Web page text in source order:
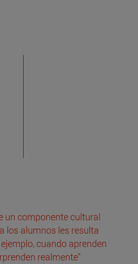
un componente cultural
los alumnos les resulta
cuando aprenden
realmente"